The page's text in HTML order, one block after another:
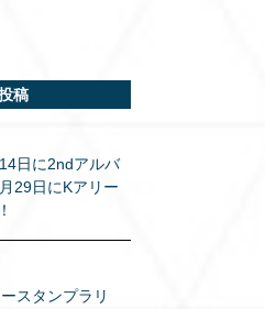
稿
日に2ndアルバ
29日にKアリー
スタンプラリ